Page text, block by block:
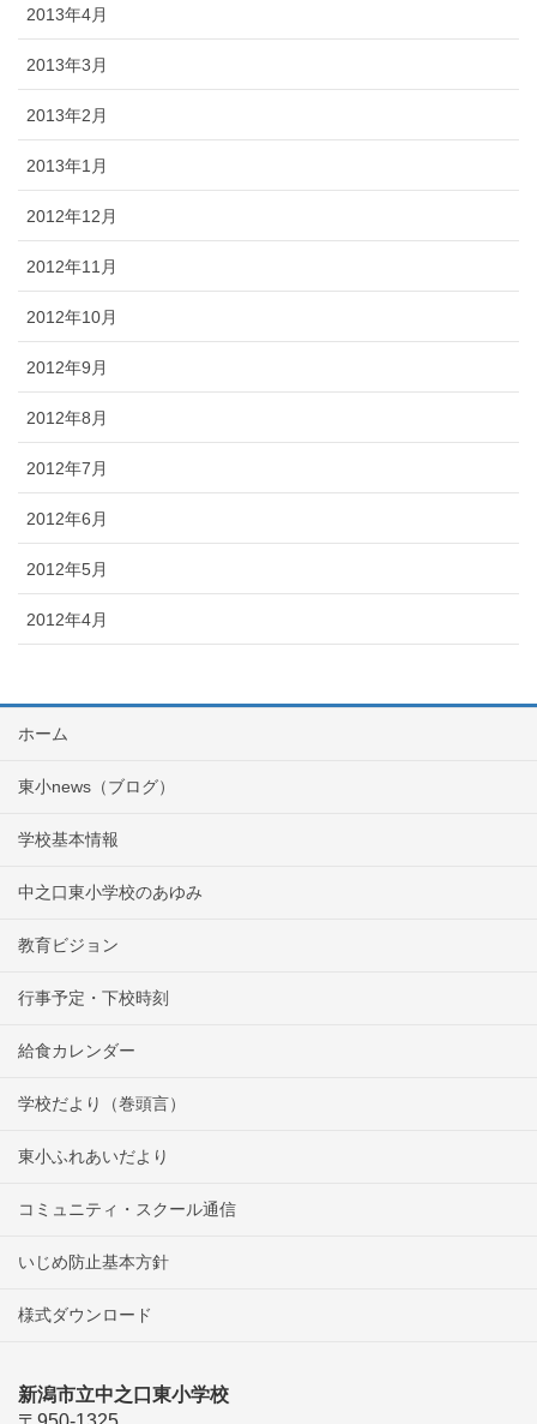
2013年4月
2013年3月
2013年2月
2013年1月
2012年12月
2012年11月
2012年10月
2012年9月
2012年8月
2012年7月
2012年6月
2012年5月
2012年4月
ホーム
東小news（ブログ）
学校基本情報
中之口東小学校のあゆみ
教育ビジョン
行事予定・下校時刻
給食カレンダー
学校だより（巻頭言）
東小ふれあいだより
コミュニティ・スクール通信
いじめ防止基本方針
様式ダウンロード
新潟市立中之口東小学校